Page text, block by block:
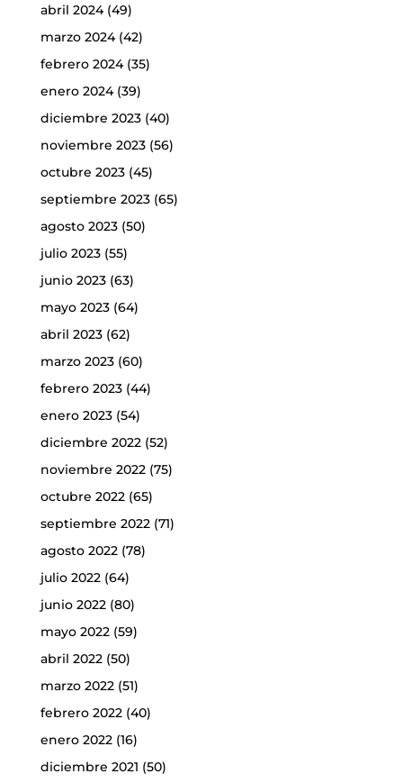
abril 2024(49)
marzo 2024(42)
febrero 2024(35)
enero 2024(39)
diciembre 2023(40)
noviembre 2023(56)
octubre 2023(45)
septiembre 2023(65)
agosto 2023(50)
julio 2023(55)
junio 2023(63)
mayo 2023(64)
abril 2023(62)
marzo 2023(60)
febrero 2023(44)
enero 2023(54)
diciembre 2022(52)
noviembre 2022(75)
octubre 2022(65)
septiembre 2022(71)
agosto 2022(78)
julio 2022(64)
junio 2022(80)
mayo 2022(59)
abril 2022(50)
marzo 2022(51)
febrero 2022(40)
enero 2022(16)
diciembre 2021 (50)